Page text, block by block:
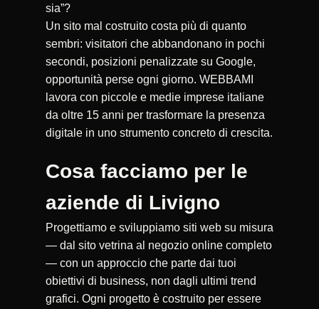
sia”?
Un sito mal costruito costa più di quanto
sembri: visitatori che abbandonano in pochi
secondi, posizioni penalizzate su Google,
opportunità perse ogni giorno. WEBBAMI
lavora con piccole e medie imprese italiane
da oltre 15 anni per trasformare la presenza
digitale in uno strumento concreto di crescita.
Cosa facciamo per le
aziende di Livigno
Progettiamo e sviluppiamo siti web su misura
— dal sito vetrina al negozio online completo
— con un approccio che parte dai tuoi
obiettivi di business, non dagli ultimi trend
grafici. Ogni progetto è costruito per essere